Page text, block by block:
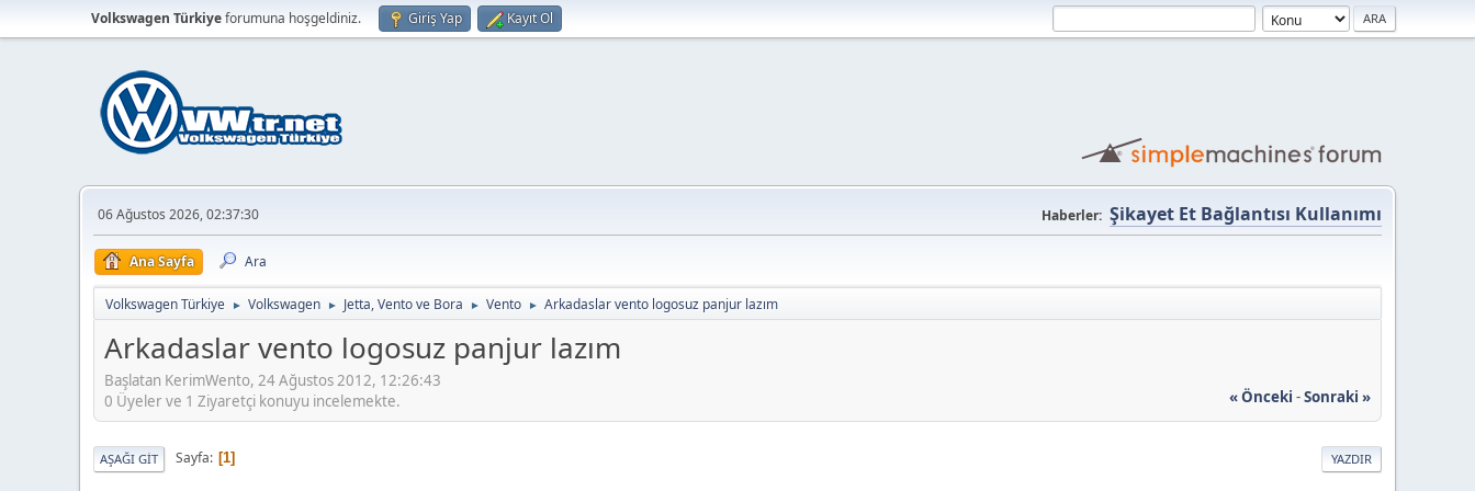
Volkswagen Türkiyeforumuna hoşgeldiniz. Giriş Yap Kayıt Ol
06 Ağustos 2026, 02:37:30 Haberler: Şikayet Et Bağlantısı Kullanımı
Ana Sayfa Ara
Volkswagen Türkiye ► Volkswagen ► Jetta, Vento ve Bora ► Vento ► Arkadaslar vento logosuz panjur lazım
Arkadaslar vento logosuz panjur lazım
Başlatan KerimWento, 24 Ağustos 2012, 12:26:43
« Önceki -Sonraki »
0 Üyeler ve 1 Ziyaretçi konuyu incelemekte.
YAZDIR
AŞAĞI GIT Sayfa 1